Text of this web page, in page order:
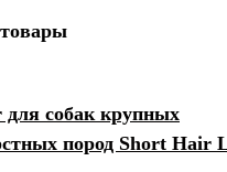
собак крупных
пород Short Hair